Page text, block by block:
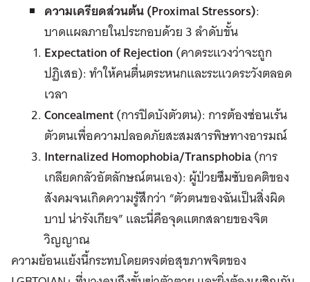
ความเครียดส่วนต้น (Proximal Stressors):
บาดแผลภายในประกอบด้วย 3 ลำดับขั้น
Expectation of Rejection(คาดระแวงว่าจะถูก
ปฏิเสธ): ทำให้คนตื่นตระหนกและระแวดระวังตลอด
เวลา
Concealment(การปิดบังตัวตน): การต้องซ่อนเร้น
ตัวตนเพื่อความปลอดภัยสะสมสารพิษทางอารมณ์
Internalized Homophobia/Transphobia(การ
เกลียดกลัวอัตลักษณ์ตนเอง): ผู้ป่วยซึมซับอคติของ
สังคมจนเกิดความรู้สึกว่า “ตัวตนของฉันเป็นสิ่งผิด
บาป น่ารังเกียจ” และนี่คือจุดแตกสลายของจิต
วิญญาณ
ความย้อนแย้งนี้กระทบโดยตรงต่อสุขภาพจิตของ